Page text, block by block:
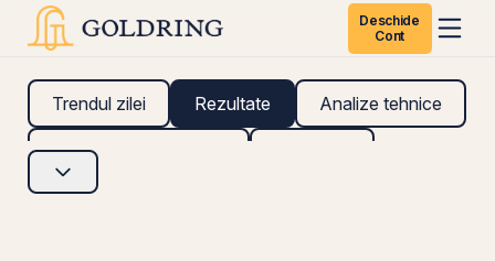
Deschide
Cont
Trendul zilei Rezultate Analize tehnice
Analize fundamentale